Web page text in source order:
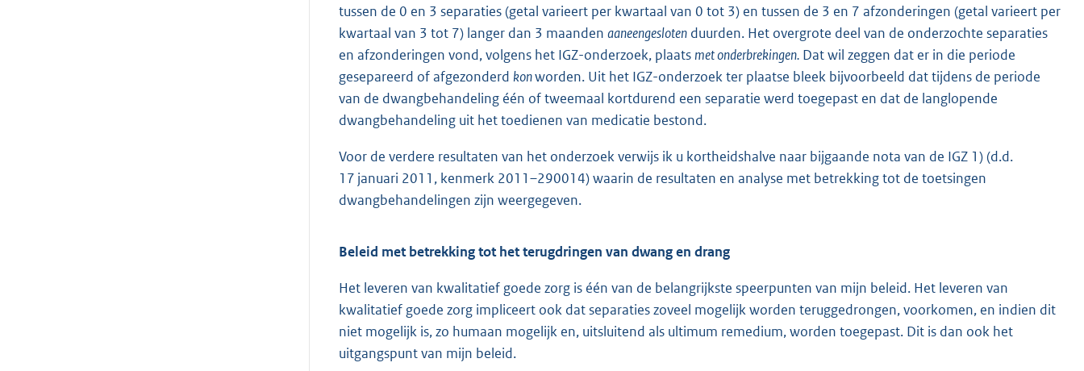
tussen de 0 en 3 separaties (getal varieert per kwartaal van 0 tot 3) en tussen de 3 en 7 afzonderingen (getal varieert per
kwartaal van 3 tot 7) langer dan 3 maanden aaneengesloten duurden. Het overgrote deel van de onderzochte separaties
en afzonderingen vond, volgens het IGZ-onderzoek, plaats met onderbrekingen. Dat wil zeggen dat er in die periode
gesepareerd of afgezonderd konworden. Uit het IGZ-onderzoek ter plaatse bleek bijvoorbeeld dat tijdens de periode
van de dwangbehandeling één of tweemaal kortdurend een separatie werd toegepast en dat de langlopende
dwangbehandeling uit het toedienen van medicatie bestond.
Voor de verdere resultaten van het onderzoek verwijs ik u kortheidshalve naar bijgaande nota van de IGZ 1) (d.d.
17 januari 2011, kenmerk 2011–290014) waarin de resultaten en analyse met betrekking tot de toetsingen
dwangbehandelingen zijn weergegeven.
Beleid met betrekking tot het terugdringen van dwang en drang
Het leveren van kwalitatief goede zorg is één van de belangrijkste speerpunten van mijn beleid. Het leveren van
kwalitatief goede zorg impliceert ook dat separaties zoveel mogelijk worden teruggedrongen, voorkomen, en indien dit
niet mogelijk is, zo humaan mogelijk en, uitsluitend als ultimum remedium, worden toegepast. Dit is dan ook het
uitgangspunt van mijn beleid.